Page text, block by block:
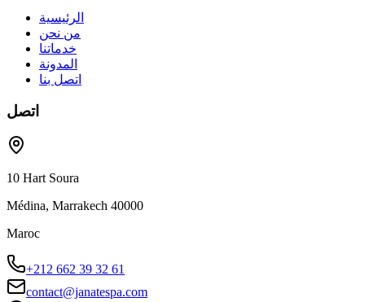
الرئيسية
من نحن
خدماتنا
المدونة
اتصل بنا
اتصل
10 Hart Soura
Médina, Marrakech 40000
Maroc
+212 662 39 32 61
contact@janatespa.com